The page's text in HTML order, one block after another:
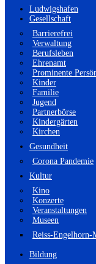
Ludwigshafen
Gesellschaft
Barrierefrei
Verwaltung
Berufsleben
Ehrenamt
Prominente
Kinder
Familie
Jugend
Partnerbörse
Kindergärten
Kirchen
Gesundheit
Corona Pandemie
Kultur
Kino
Konzerte
Veranstaltungen
Museen
Reiss-Engelhorn-
Bildung